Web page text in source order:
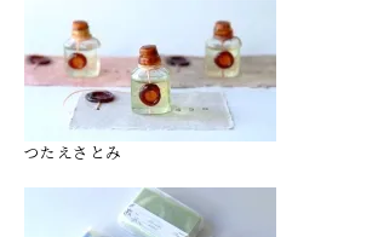
つたえさとみ